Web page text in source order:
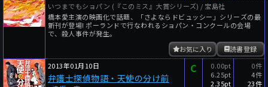
いつまでもショパン (『このミス』大賞シリーズ) / 宝島社
橋本愛主演の映画化で話題、「さよならドビュッシー」シリーズの最
新刊が登場! ポーランドで行なわれるショパン・コンクールの会場
で、殺人事件が発生。
読書登録
お気に入り
2013年01月10日
弁護士探偵物語・天使の分け前
C
0.00pt
6.25pt
2.35pt
0件
4件
23件